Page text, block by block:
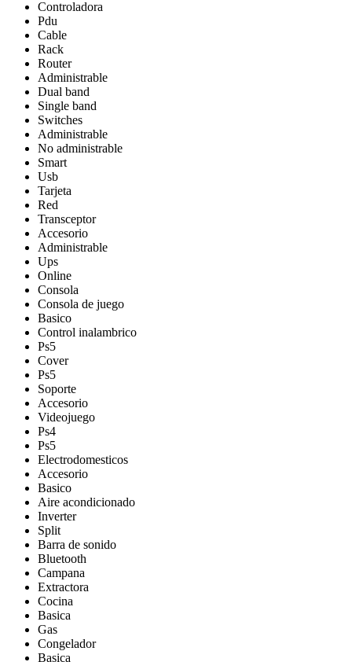
Controladora
Pdu
Cable
Rack
Router
Administrable
Dual band
Single band
Switches
Administrable
No administrable
Smart
Usb
Tarjeta
Red
Transceptor
Accesorio
Administrable
Ups
Online
Consola
Consola de juego
Basico
Control inalambrico
Ps5
Cover
Ps5
Soporte
Accesorio
Videojuego
Ps4
Ps5
Electrodomesticos
Accesorio
Basico
Aire acondicionado
Inverter
Split
Barra de sonido
Bluetooth
Campana
Extractora
Cocina
Basica
Gas
Congelador
Basica